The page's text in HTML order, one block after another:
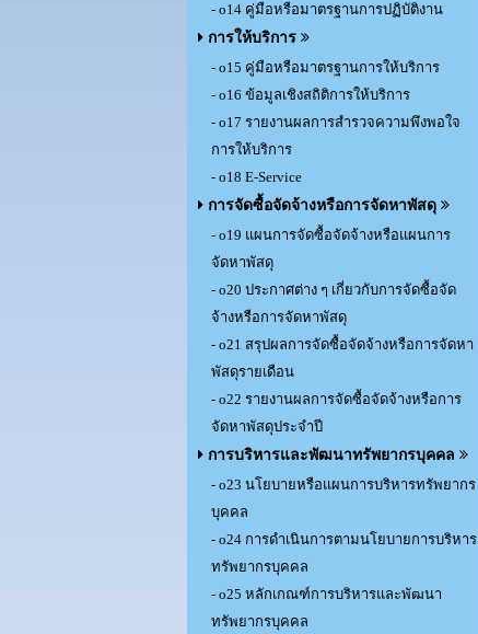
- o14 คู่มือหรือมาตรฐานการปฏิบัติงาน
การให้บริการ
- o15 คู่มือหรือมาตรฐานการให้บริการ
- o16 ข้อมูลเชิงสถิติการให้บริการ
- o17 รายงานผลการสำรวจความพึงพอใจ
การให้บริการ
- o18 E-Service
การจัดซื้อจัดจ้างหรือการจัดหาพัสดุ
- o19 แผนการจัดซื้อจัดจ้างหรือแผนการ
จัดหาพัสดุ
- o20 ประกาศต่าง ๆ เกี่ยวกับการจัดซื้อจัด
จ้างหรือการจัดหาพัสดุ
- o21 สรุปผลการจัดซื้อจัดจ้างหรือการจัดหา
พัสดุรายเดือน
- o22 รายงานผลการจัดซื้อจัดจ้างหรือการ
จัดหาพัสดุประจำปี
การบริหารและพัฒนาทรัพยากรบุคคล
- o23 นโยบายหรือแผนการบริหารทรัพยากร
บุคคล
- o24 การดำเนินการตามนโยบายการบริหาร
ทรัพยากรบุคคล
- o25 หลักเกณฑ์การบริหารและพัฒนา
ทรัพยากรบุคคล